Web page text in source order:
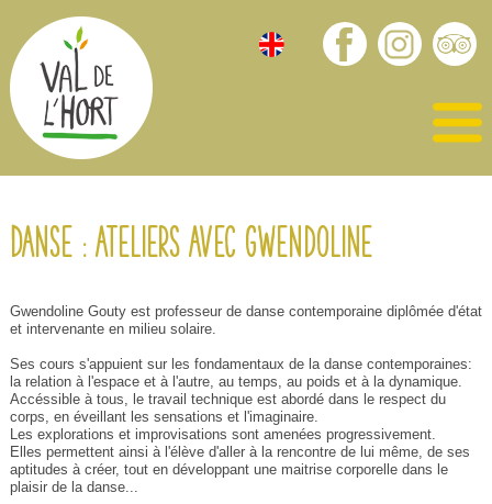
Danse : ateliers avec Gwendoline
Gwendoline Gouty est professeur de danse contemporaine diplômée d'état
et intervenante en milieu solaire.
Ses cours s'appuient sur les fondamentaux de la danse contemporaines:
la relation à l'espace et à l'autre, au temps, au poids et à la dynamique.
Accéssible à tous, le travail technique est abordé dans le respect du
corps, en éveillant les sensations et l'imaginaire.
Les explorations et improvisations sont amenées progressivement.
Elles permettent ainsi à l'élève d'aller à la rencontre de lui même, de ses
aptitudes à créer, tout en développant une maitrise corporelle dans le
plaisir de la danse...